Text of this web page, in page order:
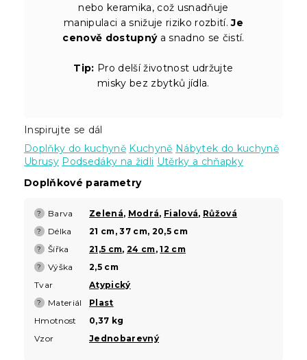
nebo keramika, což usnadňuje
manipulaci a snižuje riziko rozbití.Je
cenově dostupnýa snadno se čistí.
Tip: Pro delší životnost udržujte
misky bez zbytků jídla.
Inspirujte se dál
Doplňky do kuchyně Kuchyně Nábytek do kuchyně
Ubrusy Podsedáky na židli Utěrky a chňapky
Doplňkové parametry
? Barva Zelená, Modrá, Fialová, Růžová
? Délka 21 cm, 37 cm, 20,5 cm
? Šířka 21,5 cm,24 cm,12 cm
? Výška
2,5 cm
Tvar
Atypický
? Materiál
Plast
Hmotnost
0,37 kg
Vzor
Jednobarevný